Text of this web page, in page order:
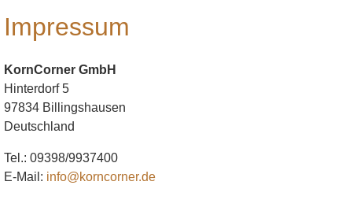
Impressum
KornCorner GmbH
Hinterdorf 5
97834 Billingshausen
Deutschland
Tel.: 09398/9937400
E-Mail: info@korncorner.de